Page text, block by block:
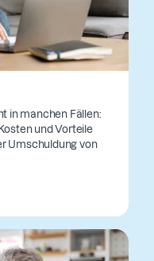
in manchen Fällen:
und Vorteile
Umschuldung von